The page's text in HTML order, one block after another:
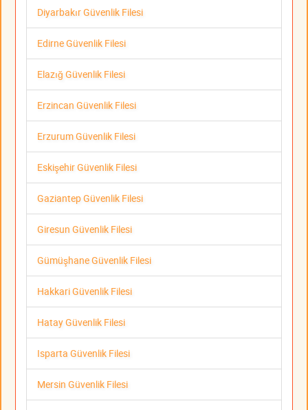
Diyarbakır Güvenlik Filesi
Edirne Güvenlik Filesi
Elazığ Güvenlik Filesi
Erzincan Güvenlik Filesi
Erzurum Güvenlik Filesi
Eskişehir Güvenlik Filesi
Gaziantep Güvenlik Filesi
Giresun Güvenlik Filesi
Gümüşhane Güvenlik Filesi
Hakkari Güvenlik Filesi
Hatay Güvenlik Filesi
Isparta Güvenlik Filesi
Mersin Güvenlik Filesi